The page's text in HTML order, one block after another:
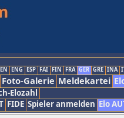
ENG ESP FAI FIN FRA GER GRE INA
Foto-Galerie Meldekartei
Elozahl
FIDE Spieler anmelden Elo